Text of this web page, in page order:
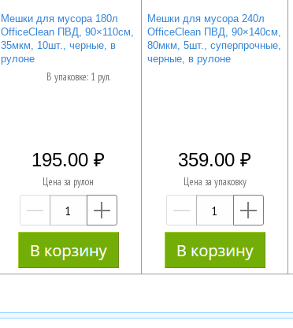
Мешки для мусора 180л
OfficeClean ПВД, 90×110см,
35мкм, 10шт., черные, в
рулоне
В упаковке: 1 рул.
195.00
Цена за рулон
—
Мешки для мусора 240л
OfficeClean ПВД, 90×140см,
80мкм, 5шт., суперпрочные,
черные, в рулоне
359.00
Цена за упаковку
—